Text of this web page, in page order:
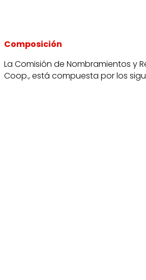
Composición
La Comisión de Nombramientos y
Coop., está compuesta por los